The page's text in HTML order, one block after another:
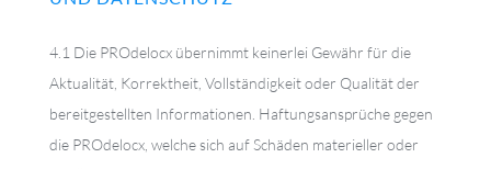
4.1 Die PROdelocx übernimmt keinerlei Gewähr für die
Aktualität, Korrektheit, Vollständigkeit oder Qualität der
bereitgestellten Informationen. Haftungsansprüche gegen
die PROdelocx, welche sich auf Schäden materieller oder